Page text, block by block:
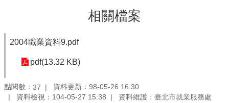
相關檔案
2004職業資料9.pdf
pdf(13.32 KB)
點閱數： 37
資料更新：98-05-26 16:30
資料檢視：104-05-27 15:38
資料維護：臺北市就業服務處